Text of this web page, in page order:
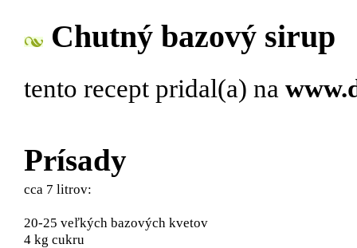
Chutný bazový sirup
tento recept pridal(a) na
Prísady
cca 7 litrov:
20-25 veľkých bazových kvetov
4 kg cukru